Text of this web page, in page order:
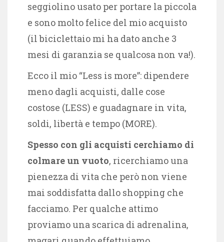
seggiolino usato per portare la piccola
e sono molto felice del mio acquisto
(il biciclettaio mi ha dato anche 3
mesi di garanzia se qualcosa non va!).
Ecco il mio “Less is more”: dipendere
meno dagli acquisti, dalle cose
costose (LESS) e guadagnare in vita,
soldi, libertà e tempo (MORE).
Spesso con gli acquisti cerchiamo di
colmare un vuoto, ricerchiamo una
pienezza di vita che però non viene
mai soddisfatta dallo shopping che
facciamo. Per qualche attimo
proviamo una scarica di adrenalina,